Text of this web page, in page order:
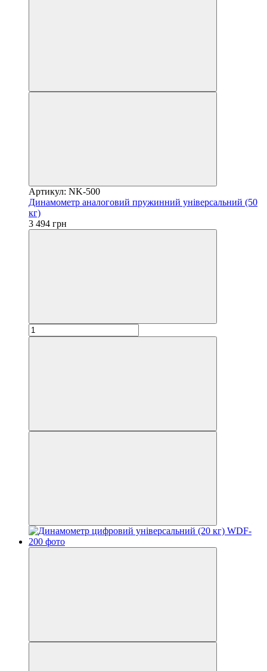
Артикул: NK-500
Динамометр аналоговий пружинний універсальний (50
кг)
3 494 грн